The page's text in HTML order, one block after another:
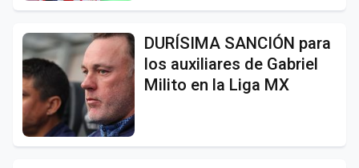
DURÍSIMA SANCIÓN para
los auxiliares de Gabriel
Milito en la Liga MX